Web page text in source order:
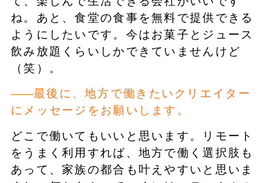
ね。あと、食堂の食事を無料で提供できる
ようにしたいです。今はお菓子とジュース
飲み放題くらいしかできていませんけど
（笑）。
最後に、地方で働きたいクリエイター
にメッセージをお願いします。
どこで働いてもいいと思います。リモート
をうまく利用すれば、地方で働く選択肢も
あって、家族の都合も叶えやすいと思いま